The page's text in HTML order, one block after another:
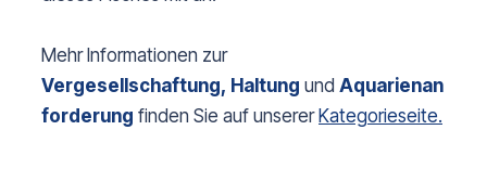
Mehr Informationen zur
Vergesellschaftung, Haltung und Aquarienan
forderung finden Sie auf unserer Kategorieseite.